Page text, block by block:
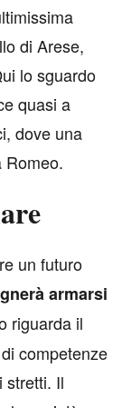
di Arese,
lo sguardo
quasi a
dove una
Romeo.
un futuro
armarsi
riguarda il
competenze
stretti. Il